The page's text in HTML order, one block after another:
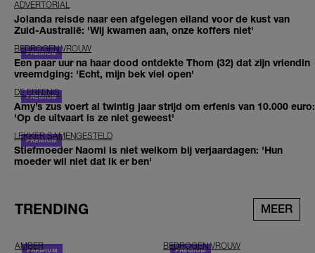
ADVERTORIAL
Jolanda reisde naar een afgelegen eiland voor de kust van
Zuid-Australië: 'Wij kwamen aan, onze koffers niet'
BEDROGEN VROUW
Een paar uur na haar dood ontdekte Thom (32) dat zijn vriendin
vreemdging: 'Echt, mijn bek viel open'
DE ERFENIS
Amy’s zus voert al twintig jaar strijd om erfenis van 10.000 euro:
'Op de uitvaart is ze niet geweest'
LEKKER SAMENGESTELD
Stiefmoeder Naomi is niet welkom bij verjaardagen: 'Hun
moeder wil niet dat ik er ben'
TRENDING MEER
AMBER BEDROGEN VROUW